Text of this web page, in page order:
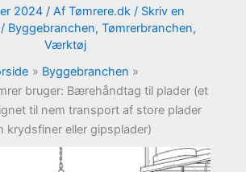
2024 / Af Tømrere.dk / Skriv en
/ Byggebranchen, Tømrerbranchen,
Værktøj
Byggebranchen
bruger: Bærehåndtag til plader (et
til nem transport af store plader
krydsfiner eller gipsplader)